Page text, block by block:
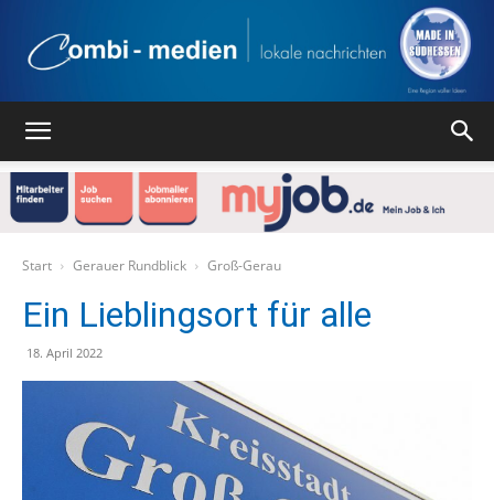
Start Gerauer Rundblick Groß-Gerau
Ein Lieblingsort für alle
18. April 2022